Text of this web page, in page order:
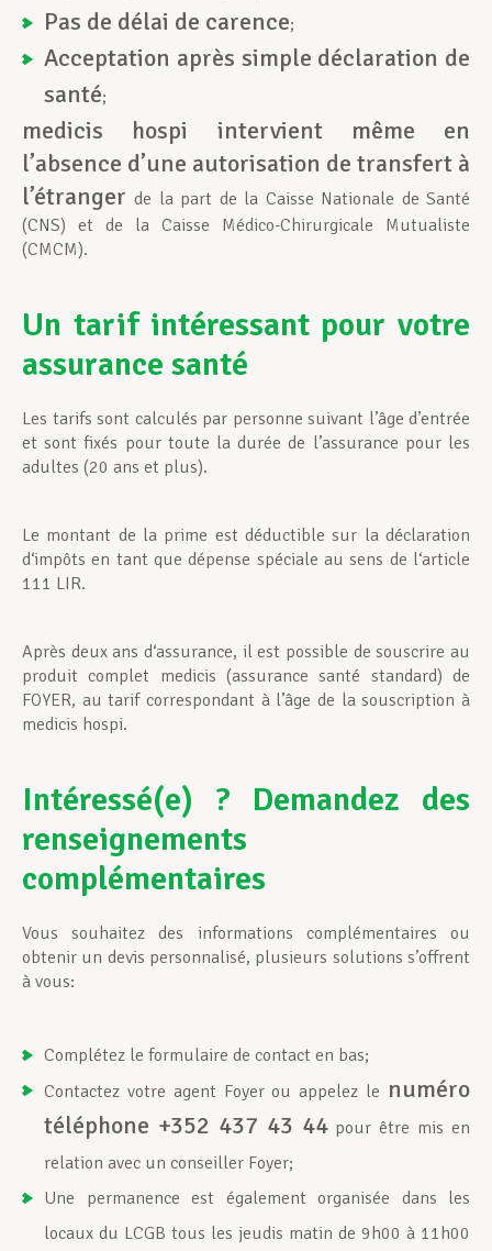
Pas de délai de carence;
Acceptation après simple déclaration de
santé;
medicis hospi intervient même en
l’absence d’une autorisation de transfert à
l’étrangerde la part de la Caisse Nationale de Santé
(CNS) et de la Caisse Médico-Chirurgicale Mutualiste
(CMCM).
Un tarif intéressant pour votre
assurance santé
Les tarifs sont calculés par personne suivant l’âge d’entrée
et sont fixés pour toute la durée de l’assurance pour les
adultes (20 ans et plus).
Le montant de la prime est déductible sur la déclaration
d‘impôts en tant que dépense spéciale au sens de l‘article
111 LIR.
Après deux ans d‘assurance, il est possible de souscrire au
produit complet medicis (assurance santé standard) de
FOYER, au tarif correspondant à l’âge de la souscription à
medicis hospi.
Intéressé(e) ? Demandez des
renseignements
complémentaires
Vous souhaitez des informations complémentaires ou
obtenir un devis personnalisé, plusieurs solutions s’offrent
à vous:
Complétez le formulaire de contact en bas;
Contactez votre agent Foyer ou appelez le numéro
téléphone +352 437 43 44pour être mis en
relation avec un conseiller Foyer;
Une permanence est également organisée dans les
locaux du LCGB tous les jeudis matin de 9h00 à 11h00